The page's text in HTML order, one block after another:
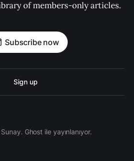
of members-only articles.
Subscribe now
Sign up
Ghost ile yayınlanıyor.